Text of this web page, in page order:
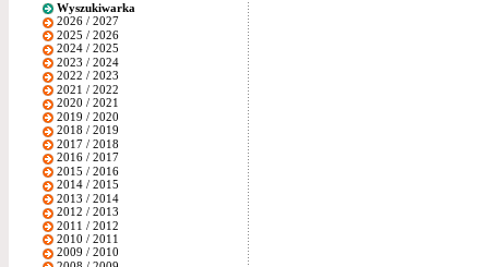
Wyszukiwarka
2026 / 2027
2025 / 2026
2024 / 2025
2023 / 2024
2022 / 2023
2021 / 2022
2020 / 2021
2019 / 2020
2018 / 2019
2017 / 2018
2016 / 2017
2015 / 2016
2014 / 2015
2013 / 2014
2012 / 2013
2011 / 2012
2010 / 2011
2009 / 2010